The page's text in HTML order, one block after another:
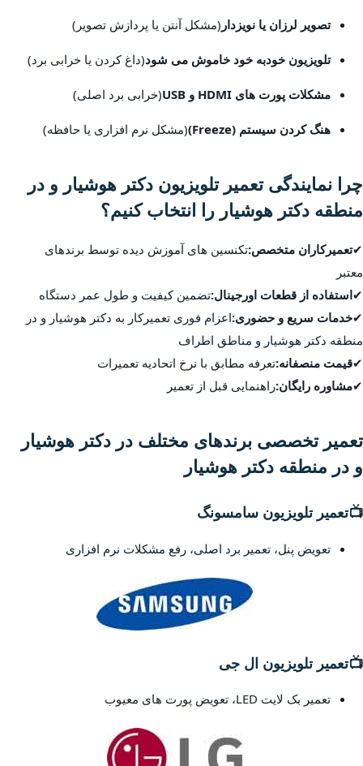
تصویر لرزان یا نویزدار (مشکل آنتن یا پردازش تصویر)
تلویزیون خودبه خود خاموش می شود(داغ کردن یا خرابی برد)
مشکلات پورت های HDMI و USB (خرابی برد اصلی)
هنگ کردن سیستم (Freeze) (مشکل نرم افزاری یا حافظه)
چرا نمایندگی تعمیر تلویزیون دکتر هوشیار و در
منطقه دکتر هوشیار را انتخاب کنیم؟
✔تعمیرکاران متخصص:تکنسین های آموزش دیده توسط برندهای
معتبر
✔استفاده از قطعات اورجینال:تضمین کیفیت و طول عمر دستگاه
✔خدمات سریع و حضوری:اعزام فوری تعمیرکار به دکتر هوشیار و در
منطقه دکتر هوشیار و مناطق اطراف
✔قیمت منصفانه:تعرفه مطابق با نرخ اتحادیه تعمیرات
✔مشاوره رایگان:راهنمایی قبل از تعمیر
تعمیر تخصصی برندهای مختلف در دکتر هوشیار
و در منطقه دکتر هوشیار
📺تعمیر تلویزیون سامسونگ
تعویض پنل، تعمیر برد اصلی، رفع مشکلات نرم افزاری
📺تعمیر تلویزیون ال جی
تعمیر بک لایت LED، تعویض پورت های معیوب